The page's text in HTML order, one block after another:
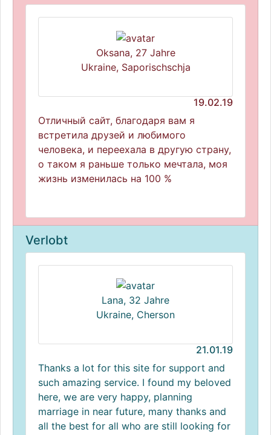
Oksana, 27 Jahre
Ukraine, Saporischschja
19.02.19
Отличный сайт, благодаря вам я
встретила друзей и любимого
человека, и переехала в другую страну,
о таком я раньше только мечтала, моя
жизнь изменилась на 100 %
Verlobt
Lana, 32 Jahre
Ukraine, Cherson
21.01.19
Thanks a lot for this site for support and
such amazing service. I found my beloved
here, we are very happy, planning
marriage in near future, many thanks and
all the best for all who are still looking for